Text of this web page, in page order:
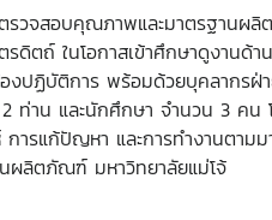
วจสอบคุณภาพและมาตรฐานผ
รดิตถ์ ในโอกาสเข้าศึกษาดูงา
ปฏิบัติการ พร้อมด้วยบุคลากร
ท่าน และนักศึกษา จำนวน 3 ค
ห์ การแก้ปัญหา และการทำงาน
ผลิตภัณฑ์ มหาวิทยาลัยแม่โจ้